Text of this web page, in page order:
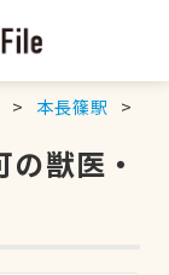
本長篠駅
獣医・